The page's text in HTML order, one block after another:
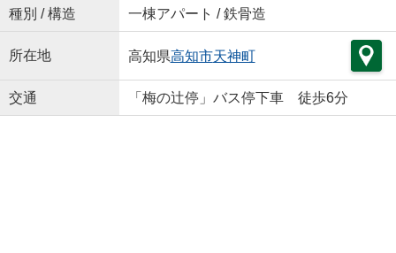
種別 / 構造 一棟アパート / 鉄骨造
所在地 高知県高知市天神町
交通 「梅の辻停」バス停下車 徒歩6分